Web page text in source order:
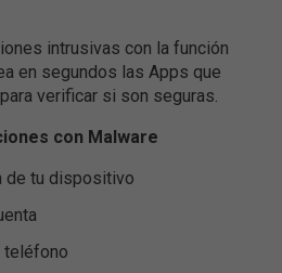
intrusivas con la función
en segundos las Apps que
verificar si son seguras.
con Malware
de tu dispositivo
teléfono